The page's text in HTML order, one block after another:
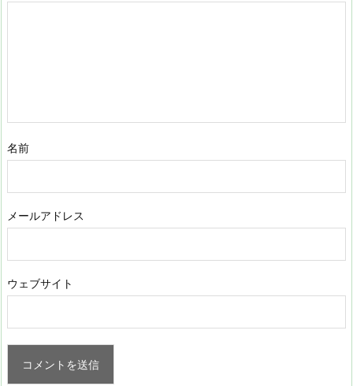
名前
メールアドレス
ウェブサイト